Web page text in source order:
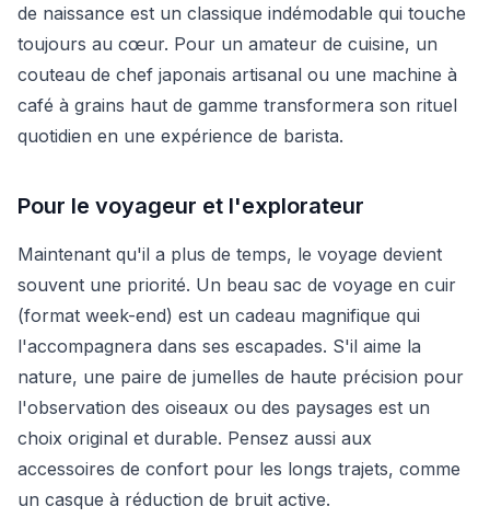
de naissance est un classique indémodable qui touche
toujours au cœur. Pour un amateur de cuisine, un
couteau de chef japonais artisanal ou une machine à
café à grains haut de gamme transformera son rituel
quotidien en une expérience de barista.
Pour le voyageur et l'explorateur
Maintenant qu'il a plus de temps, le voyage devient
souvent une priorité. Un beau sac de voyage en cuir
(format week-end) est un cadeau magnifique qui
l'accompagnera dans ses escapades. S'il aime la
nature, une paire de jumelles de haute précision pour
l'observation des oiseaux ou des paysages est un
choix original et durable. Pensez aussi aux
accessoires de confort pour les longs trajets, comme
un casque à réduction de bruit active.